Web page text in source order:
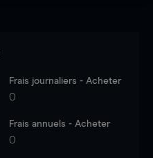
Frais journaliers - Acheter
0
Frais annuels - Acheter
0